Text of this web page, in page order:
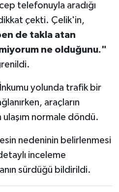
telefonuyla aradığı
çekti. Çelik'in,
de takla atan
ne olduğunu."
yolunda trafik bir
araçların
ulaşım normale döndü.
nedeninin belirlenmesi
inceleme
sürdüğü bildirildi.